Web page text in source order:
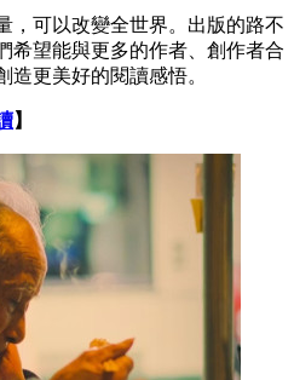
，可以改變全世界。出版的路不
希望能與更多的作者、創作者合
更美好的閱讀感悟。
】